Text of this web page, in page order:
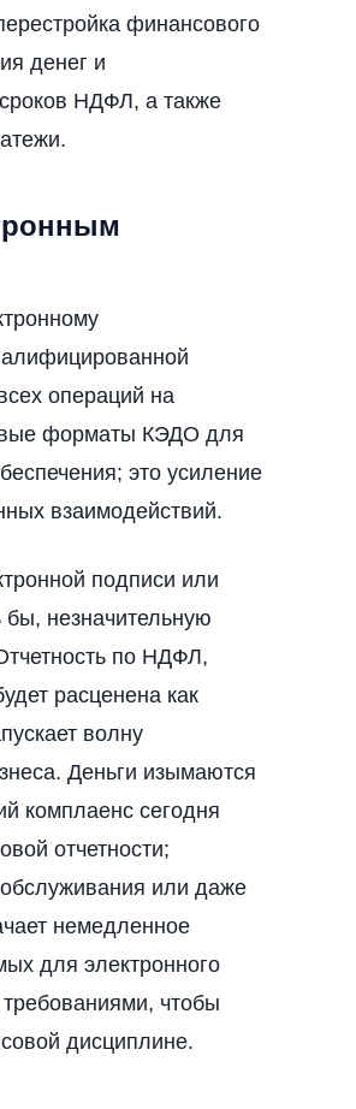
финансового
денег и
НДФЛ, а также
операций на
форматы КЭДО для
это усиление
взаимодействий.
подписи или
незначительную
по НДФЛ,
расценена как
волну
Деньги изымаются
комплаенс сегодня
отчетности;
или даже
немедленное
для электронного
чтобы
дисциплине.